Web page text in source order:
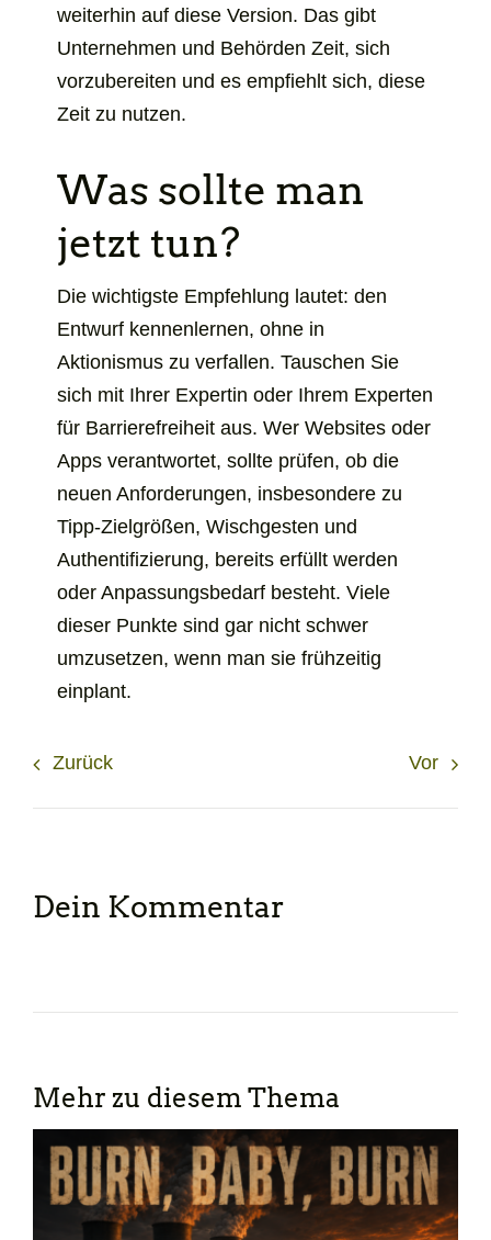
weiterhin auf diese Version. Das gibt
Unternehmen und Behörden Zeit, sich
vorzubereiten und es empfiehlt sich, diese
Zeit zu nutzen.
Was sollte man
jetzt tun?
Die wichtigste Empfehlung lautet: den
Entwurf kennenlernen, ohne in
Aktionismus zu verfallen. Tauschen Sie
sich mit Ihrer Expertin oder Ihrem Experten
für Barrierefreiheit aus. Wer Websites oder
Apps verantwortet, sollte prüfen, ob die
neuen Anforderungen, insbesondere zu
Tipp-Zielgrößen, Wischgesten und
Authentifizierung, bereits erfüllt werden
oder Anpassungsbedarf besteht. Viele
dieser Punkte sind gar nicht schwer
umzusetzen, wenn man sie frühzeitig
einplant.
Zurück Vor
Dein Kommentar
Mehr zu diesem Thema